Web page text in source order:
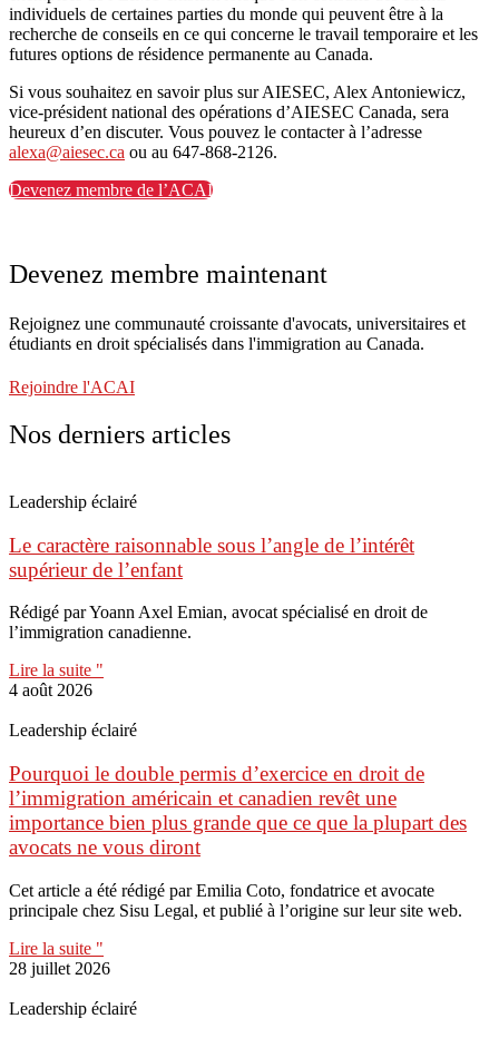
individuels de certaines parties du monde qui peuvent être à la
recherche de conseils en ce qui concerne le travail temporaire et les
futures options de résidence permanente au Canada.
Si vous souhaitez en savoir plus sur AIESEC, Alex Antoniewicz,
vice-président national des opérations d’AIESEC Canada, sera
heureux d’en discuter. Vous pouvez le contacter à l’adresse
alexa@aiesec.ca ou au 647-868-2126.
Devenez membre de l’ACAI
Devenez membre maintenant
Rejoignez une communauté croissante d'avocats, universitaires et
étudiants en droit spécialisés dans l'immigration au Canada.
Rejoindre l'ACAI
Nos derniers articles
Leadership éclairé
Le caractère raisonnable sous l’angle de l’intérêt
supérieur de l’enfant
Rédigé par Yoann Axel Emian, avocat spécialisé en droit de
l’immigration canadienne.
Lire la suite "
4 août 2026
Leadership éclairé
Pourquoi le double permis d’exercice en droit de
l’immigration américain et canadien revêt une
importance bien plus grande que ce que la plupart des
avocats ne vous diront
Cet article a été rédigé par Emilia Coto, fondatrice et avocate
principale chez Sisu Legal, et publié à l’origine sur leur site web.
Lire la suite "
28 juillet 2026
Leadership éclairé